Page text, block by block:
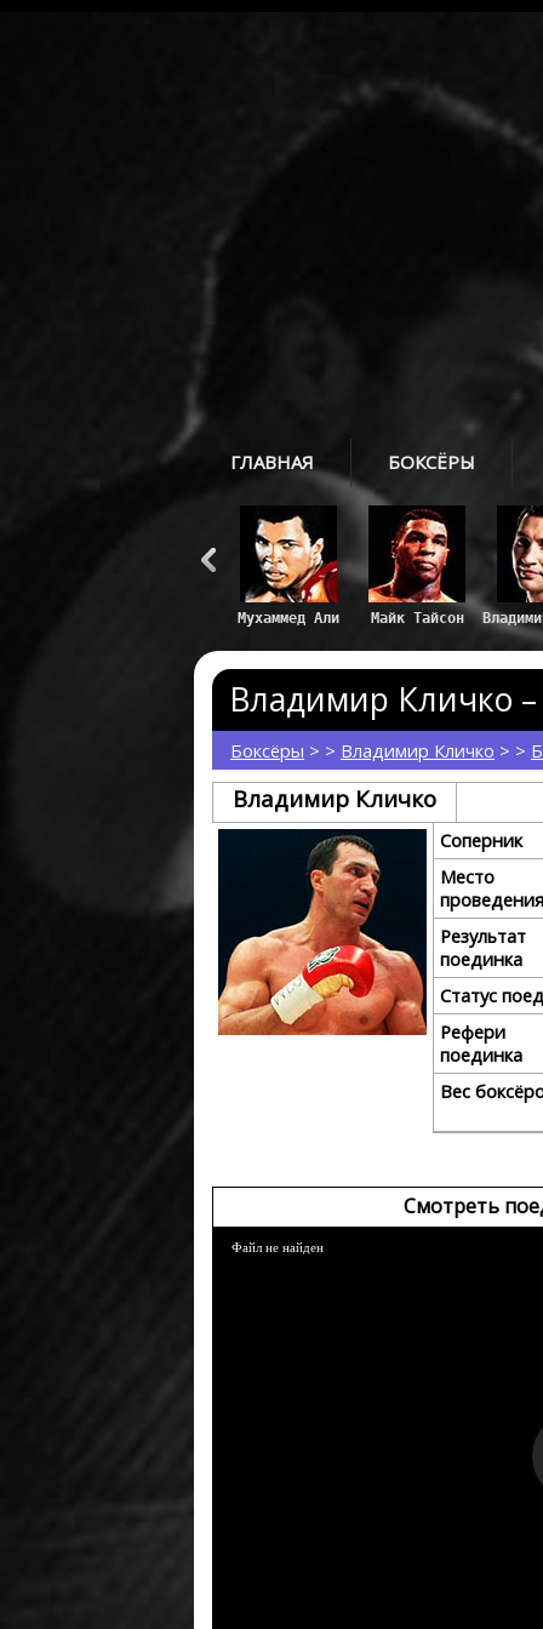
ГЛАВНАЯ БОКСЁРЫ
Владимир Кличко
Боксёры > > Владимир Кличко > >
Владимир Кличко
Соперник
Место
проведения
Результат
поединка
Статус
Рефери
поединка
Вес
Смотреть
Файл не найден